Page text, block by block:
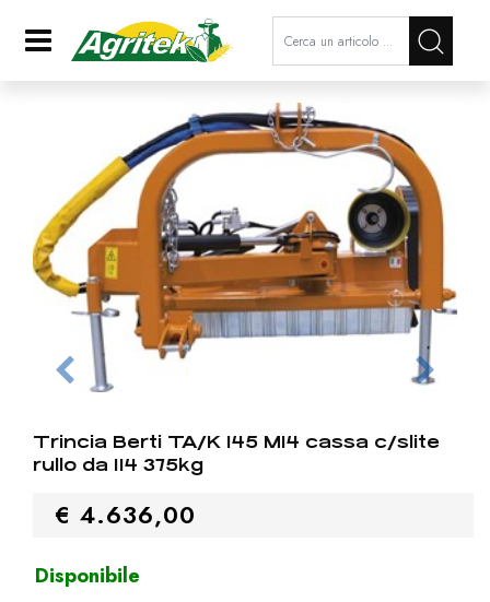
Open La modifica di un filtro
Trincia Berti TA/K 145 M14 cassa c/slite
rullo da 114 375kg
€ 4.636,00
Disponibile